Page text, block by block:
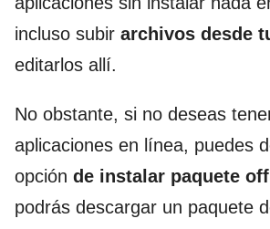
incluso subir archivos desde
editarlos allí.
No obstante, si no deseas
aplicaciones en línea, puedes
opción de instalar paquete
podrás descargar un paquete